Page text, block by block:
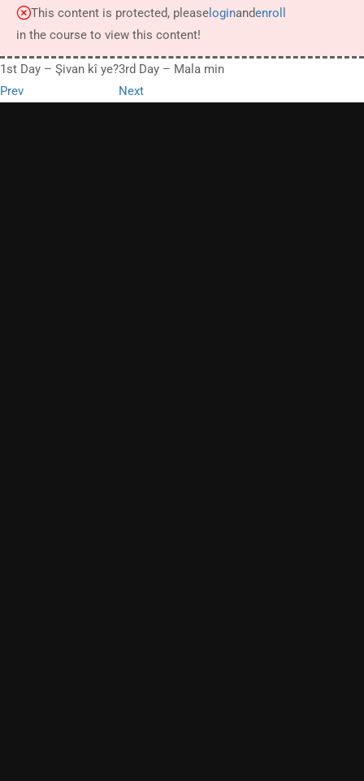
This content is protected, please loginandenroll
in the course to view this content!
1st Day – Şivan kî ye?
Prev
3rd Day – Mala min
Next